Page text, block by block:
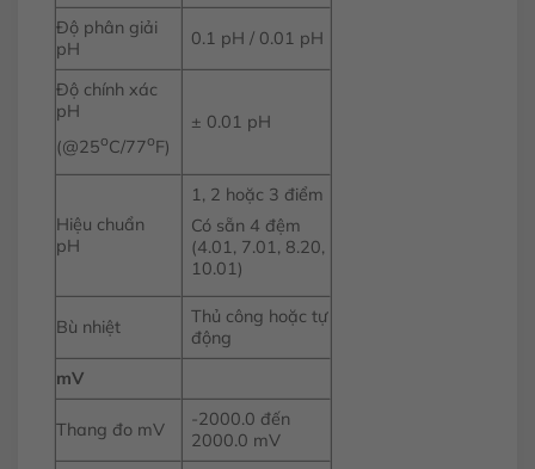
Độ phân giải
pH
0.1 pH / 0.01 pH
Độ chính xác
pH
(@25oC/77oF)
± 0.01 pH
Hiệu chuẩn
pH
1, 2 hoặc 3 điểm
Có sẵn 4 đệm
(4.01, 7.01, 8.20,
10.01)
Bù nhiệt
Thủ công hoặc tự
động
mV
Thang đo mV
-2000.0 đến
2000.0 mV